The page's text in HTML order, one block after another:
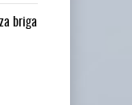
y servici ...
briga